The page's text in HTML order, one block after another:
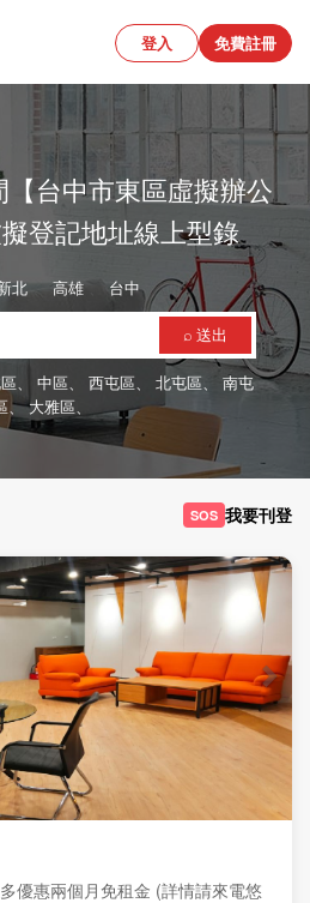
登入 免費註冊
台中市東區虛擬辦公
登記地址線上型錄
北、高雄、台中
⌕ 送出
、 中區、 西屯區、 北屯區、 南屯
、大雅區、
SOS 我要刊登
優惠兩個月免租金 (詳情請來電悠